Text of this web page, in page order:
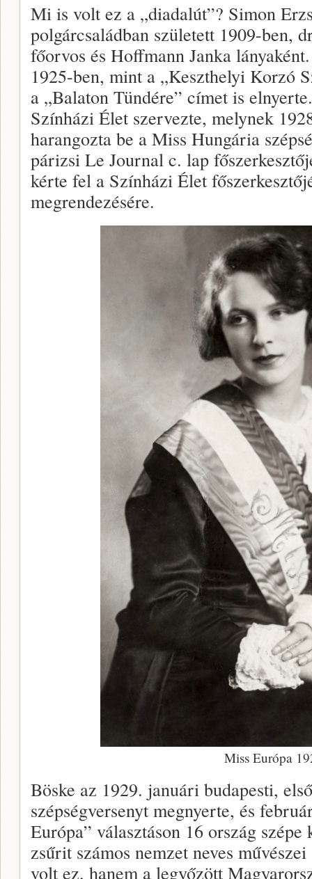
Mi is volt ez a „diadalút”? Simon
polgárcsaládban született 1909-ben,
főorvos és Hoffmann Janka
1925-ben, mint a „Keszthelyi Korzó
a „Balaton Tündére” címet is
Színházi Élet szervezte, melynek
harangozta be a Miss Hungária
párizsi Le Journal c. lap
kérte fel a Színházi Élet
megrendezésére.
Miss Európa
Böske az 1929. januári budapesti,
szépségversenyt megnyerte, és
Európa” választáson 16 ország
zsűrit számos nemzet neves
volt ez, hanem a legyőzött